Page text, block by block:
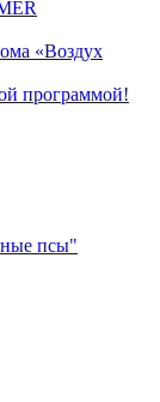
«Воздух
программой!
псы"